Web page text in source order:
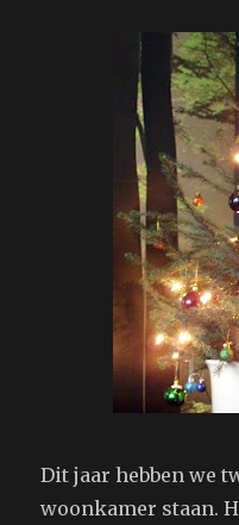
Dit jaar hebben we
woonkamer staan.